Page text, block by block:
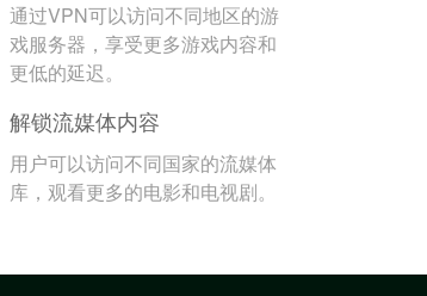
通过VPN可以访问不同地区的游
戏服务器，享受更多游戏内容和
更低的延迟。
解锁流媒体内容
用户可以访问不同国家的流媒体
库，观看更多的电影和电视剧。